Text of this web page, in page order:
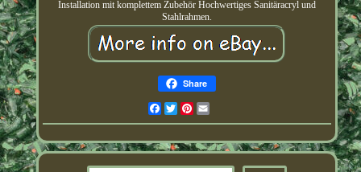
Installation mit komplettem Zubehör Hochwertiges Sanitäracryl und
Stahlrahmen.
Share
Facebook
TwitterPinterest